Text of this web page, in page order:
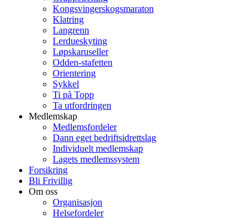
Kongsvingerskogsmaraton
Klatring
Langrenn
Lerdueskyting
Løpskaruseller
Odden-stafetten
Orientering
Sykkel
Ti på Topp
Ta utfordringen
Medlemskap
Medlemsfordeler
Dann eget bedriftsidrettslag
Individuelt medlemskap
Lagets medlemssystem
Forsikring
Bli Frivillig
Om oss
Organisasjon
Helsefordeler